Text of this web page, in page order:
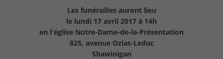
Les funérailles auront lieu
le lundi 17 avril 2017 à 14h
en l'église Notre-Dame-de-la-Présentation
825, avenue Ozias-Leduc
Shawinigan